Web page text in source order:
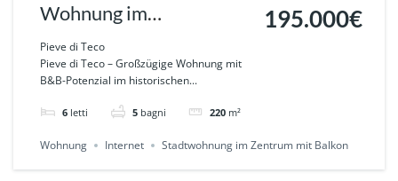
Wohnung im
Historischer Palazzo mit
5 Gästezimmern –
Wohnen & Vermieten in
Pieve di Teco
Pieve di Teco – Großzügige Wohnung mit
B&B-Potenzial im historischen...
6 letti 5 bagni 220 m²
195.000€
Wohnung Internet Stadtwohnung im Zentrum mit Balkon